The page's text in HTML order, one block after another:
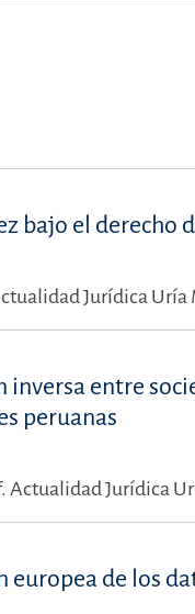
bajo el derecho
Jurídica Uría
inversa entre
peruanas
Actualidad Jurídica
europea de los